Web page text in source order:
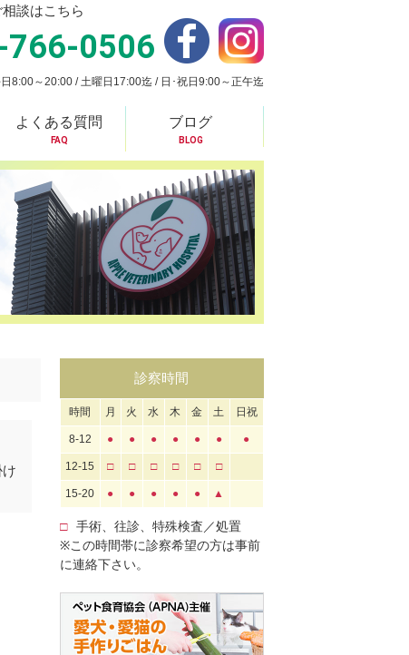
談はこちら
766-0506
8:00～20:00 / 土曜日17:00迄 / 日･祝日9:00～正午迄
よくある質問
FAQ
ブログ
BLOG
診察時間
時間 月 火 水 木 金 土 日祝
8-12 ● ● ● ● ● ● ●
12-15 □ □ □ □ □ □
15-20 ● ● ● ● ● ▲
□
手術、往診、特殊検査／処置
※この時間帯に診察希望の方は事前
に連絡下さい。